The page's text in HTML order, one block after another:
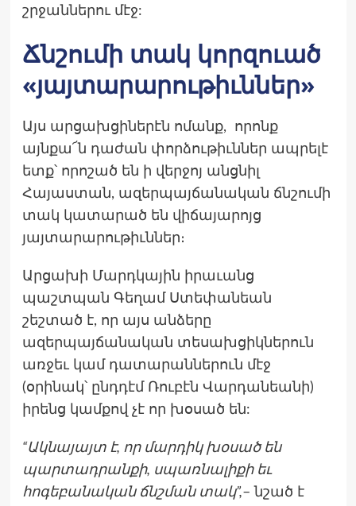
շրջաններու մէջ:
Ճնշումի տակ կորզուած
«յայտարարութիւններ»
Այս արցախցիներէն ոմանք, որոնք
այնքա՜ն դաժան փորձութիւններ ապրելէ
ետք՝ որոշած են ի վերջոյ անցնիլ
Հայաստան, ազերպայճանական ճնշումի
տակ կատարած են վիճայարոյց
յայտարարութիւններ։
Արցախի Մարդկային իրաւանց
պաշտպան Գեղամ Ստեփանեան
շեշտած է, որ այս անձերը
ազերպայճանական տեսախցիկներուն
առջեւ կամ դատարաններուն մէջ
(օրինակ՝ ընդդէմ Ռուբէն Վարդանեանի)
իրենց կամքով չէ որ խօսած են:
“Ակնայայտ է, որ մարդիկ խօսած են
պարտադրանքի, սպառնալիքի եւ
հոգեբանական ճնշման տակ”,– նշած է